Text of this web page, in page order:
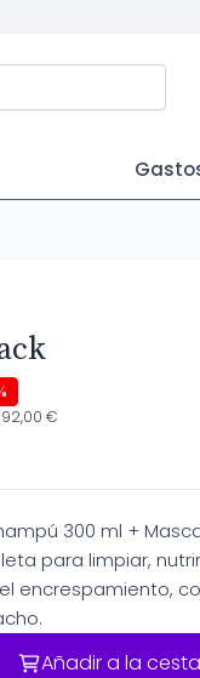
€
300 ml +
para limpiar,
encrespamiento,
Añadir a la cesta